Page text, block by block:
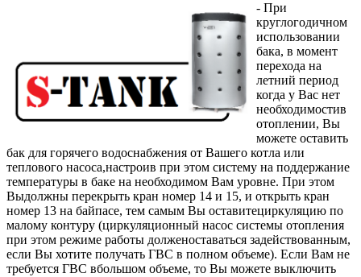
- При
круглогодичном
использовании
бака, в момент
перехода на
летний период
когда у Вас нет
необходимостив
отоплении, Вы
можете оставить
бак для горячего водоснабжения от Вашего котла или
теплового насоса,настроив при этом систему на поддержание
температуры в баке на необходимом Вам уровне. При этом
Выдолжны перекрыть кран номер 14 и 15, и открыть кран
номер 13 на байпасе, тем самым Вы оставитециркуляцию по
малому контуру (циркуляционный насос системы отопления
при этом режиме работы долженоставаться задействованным,
если Вы хотите получать ГВС в полном объеме). Если Вам не
требуется ГВС вбольшом объеме, то Вы можете выключить